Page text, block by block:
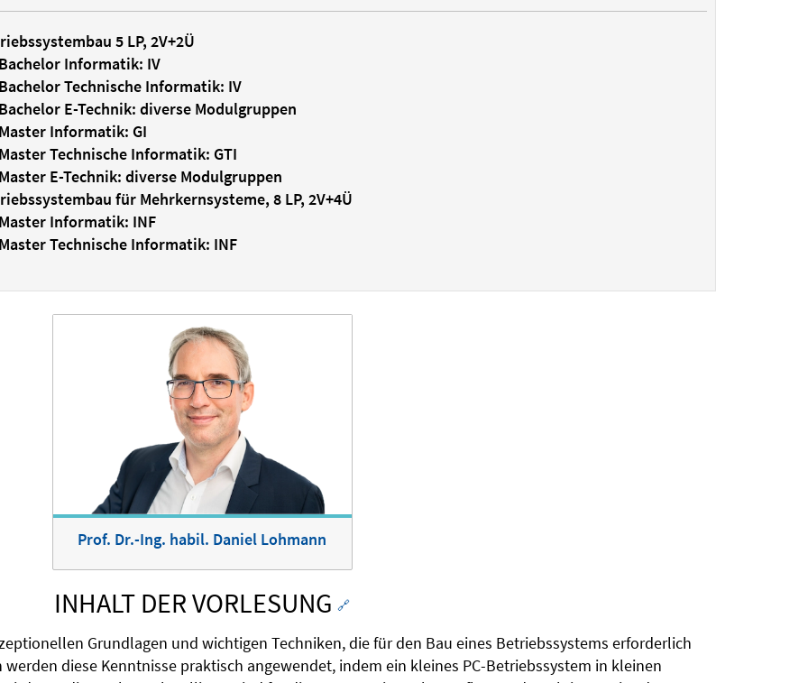
5 LP, 2V+2Ü
Informatik: IV
Technische Informatik: IV
E-Technik: diverse Modulgruppen
Informatik: GI
Technische Informatik: GTI
E-Technik: diverse Modulgruppen
für Mehrkernsysteme, 8 LP, 2V+4Ü
Informatik: INF
Technische Informatik: INF
Prof. Dr.-Ing. habil. Daniel Lohmann
INHALT DER VORLESUNG 🔗
Grundlagen und wichtigen Techniken, die für den Bau eines Betriebssystems erforderlich
diese Kenntnisse praktisch angewendet, indem ein kleines PC-Betriebssystem in kleinen